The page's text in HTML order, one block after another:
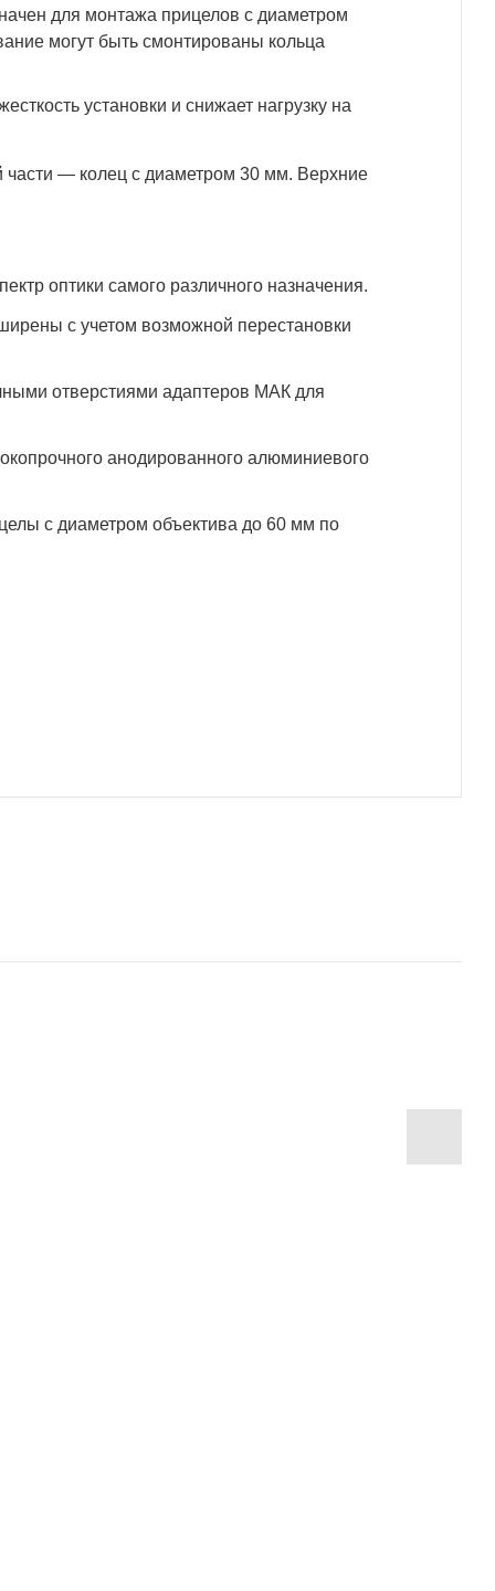
для монтажа прицелов с диаметром
могут быть смонтированы кольца
установки и снижает нагрузку на
части — колец с диаметром 30 мм. Верхние
оптики самого различного назначения.
с учетом возможной перестановки
отверстиями адаптеров МАК для
анодированного алюминиевого
с диаметром объектива до 60 мм по